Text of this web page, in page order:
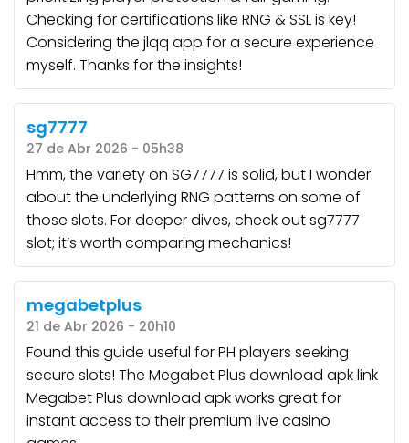
Checking for certifications like RNG & SSL is key!
Considering the jlqq app for a secure experience
myself. Thanks for the insights!
sg7777
27 de Abr 2026 - 05h38
Hmm, the variety on SG7777 is solid, but I wonder
about the underlying RNG patterns on some of
those slots. For deeper dives, check outsg7777
slot; it’s worth comparing mechanics!
megabetplus
21 de Abr 2026 - 20h10
Found this guide useful for PH players seeking
secure slots! The Megabet Plus download apk link
Megabet Plus download apkworks great for
instant access to their premium live casino